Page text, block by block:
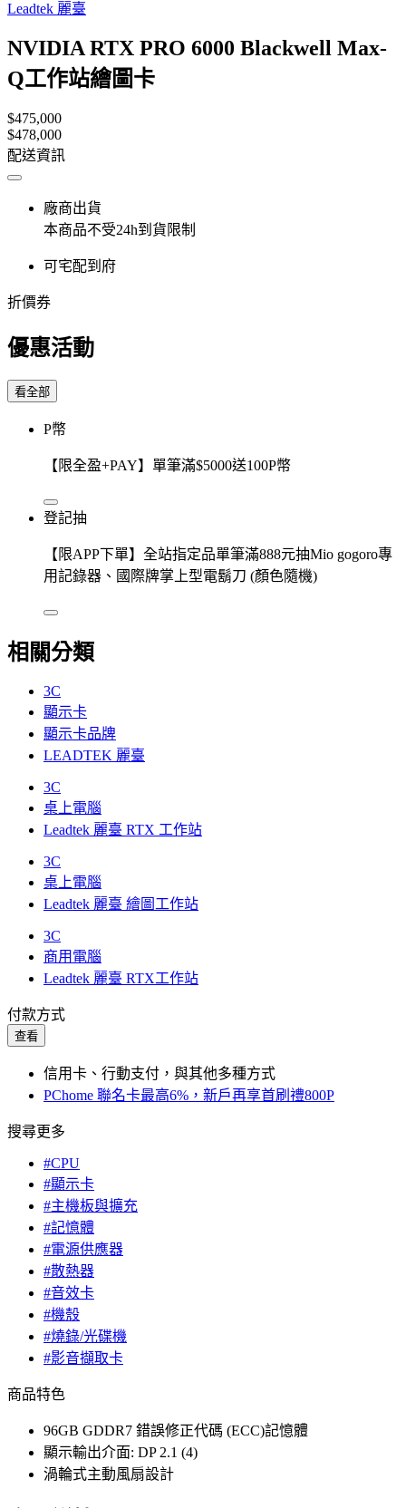
Leadtek 麗臺
NVIDIA RTX PRO 6000 Blackwell Max-
Q工作站繪圖卡
$475,000
$478,000
配送資訊
廠商出貨
本商品不受24h到貨限制
可宅配到府
折價券
優惠活動
看全部
P幣
【限全盈+PAY】單筆滿$5000送100P幣
登記抽
【限APP下單】全站指定品單筆滿888元抽Mio gogoro專
用記錄器、國際牌掌上型電鬍刀 (顏色隨機)
相關分類
3C
顯示卡
顯示卡品牌
LEADTEK 麗臺
3C
桌上電腦
Leadtek 麗臺 RTX 工作站
3C
桌上電腦
Leadtek 麗臺 繪圖工作站
3C
商用電腦
Leadtek 麗臺 RTX工作站
付款方式
查看
信用卡、行動支付，與其他多種方式
PChome 聯名卡最高6%，新戶再享首刷禮800P
搜尋更多
#CPU
#顯示卡
#主機板與擴充
#記憶體
#電源供應器
#散熱器
#音效卡
#機殼
#燒錄/光碟機
#影音擷取卡
商品特色
96GB GDDR7 錯誤修正代碼 (ECC)記憶體
顯示輸出介面: DP 2.1 (4)
渦輪式主動風扇設計